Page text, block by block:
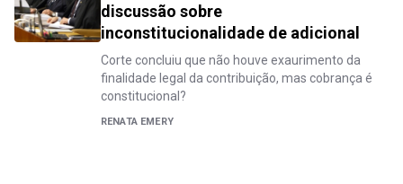
discussão sobre
inconstitucionalidade de adicional
Corte concluiu que não houve exaurimento da
finalidade legal da contribuição, mas cobrança é
constitucional?
RENATA EMERY